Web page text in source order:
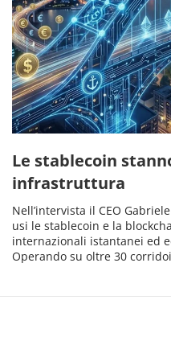
Le stablecoin
infrastruttura
Nell’intervista il CEO
usi le stablecoin e la
internazionali istantanei ed
Operando su oltre 30